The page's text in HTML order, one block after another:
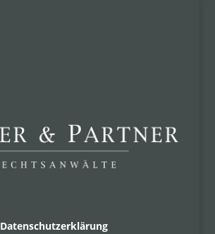
Datenschutzerklärung